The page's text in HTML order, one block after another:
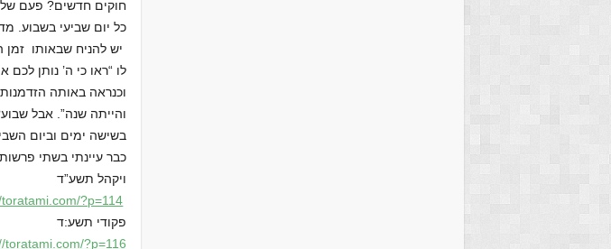
חוקים חדשים? פעם
כל יום שביעי בשבוע.
יש להניח שבאותו
לו “ראו כי ה’ נותן
וכנראה באותה
והייתה שנה”. אבל
בשישה ימים וביום
כבר עיינתי בשתי
ויקהל תשע”ד
?p=114
פקודי תשע:ד
toratami.com/?p=116